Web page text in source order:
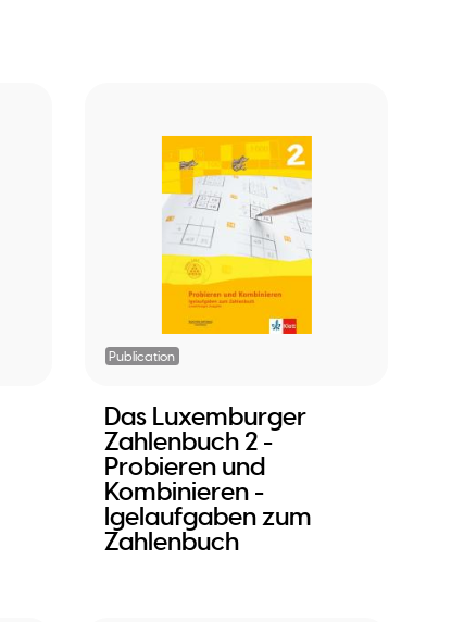
Publication
Das Luxemburger
Zahlenbuch 2 -
Probieren und
Kombinieren -
Igelaufgaben zum
Zahlenbuch